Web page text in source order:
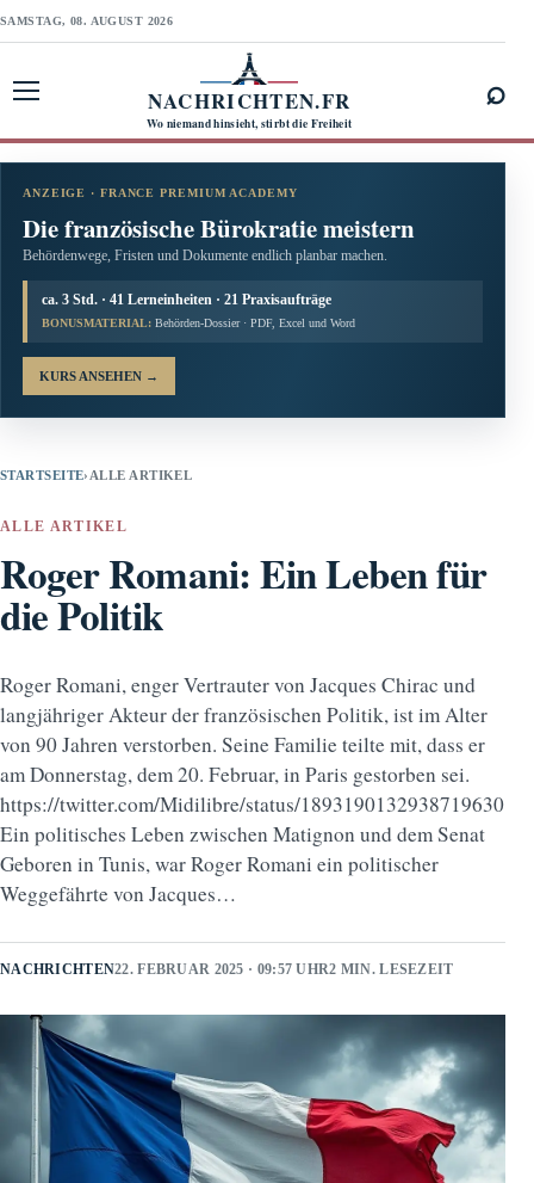
SAMSTAG, 08. AUGUST 2026
NACHRICHTEN.FR
Wo niemand hinsieht, stirbt die Freiheit
⌕
ANZEIGE · FRANCE PREMIUM ACADEMY
Die französische Bürokratie meistern
Behördenwege, Fristen und Dokumente endlich planbar machen.
ca. 3 Std. · 41 Lerneinheiten · 21 Praxisaufträge
BONUSMATERIAL: Behörden-Dossier · PDF, Excel und Word
KURS ANSEHEN →
STARTSEITE› ALLE ARTIKEL
ALLE ARTIKEL
Roger Romani: Ein Leben für
die Politik
Roger Romani, enger Vertrauter von Jacques Chirac und
langjähriger Akteur der französischen Politik, ist im Alter
von 90 Jahren verstorben. Seine Familie teilte mit, dass er
am Donnerstag, dem 20. Februar, in Paris gestorben sei.
https://twitter.com/Midilibre/status/1893190132938719630
Ein politisches Leben zwischen Matignon und dem Senat
Geboren in Tunis, war Roger Romani ein politischer
Weggefährte von Jacques…
NACHRICHTEN22. FEBRUAR 2025 · 09:57 UHR2 MIN. LESEZEIT